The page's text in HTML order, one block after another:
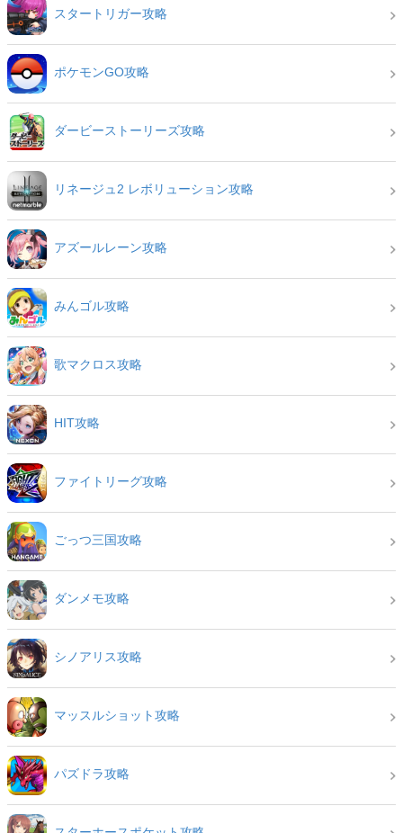
スタートリガー攻略
ポケモンGO攻略
ダービーストーリーズ攻略
リネージュ2 レボリューション攻略
アズールレーン攻略
みんゴル攻略
歌マクロス攻略
HIT攻略
ファイトリーグ攻略
ごっつ三国攻略
ダンメモ攻略
シノアリス攻略
マッスルショット攻略
パズドラ攻略